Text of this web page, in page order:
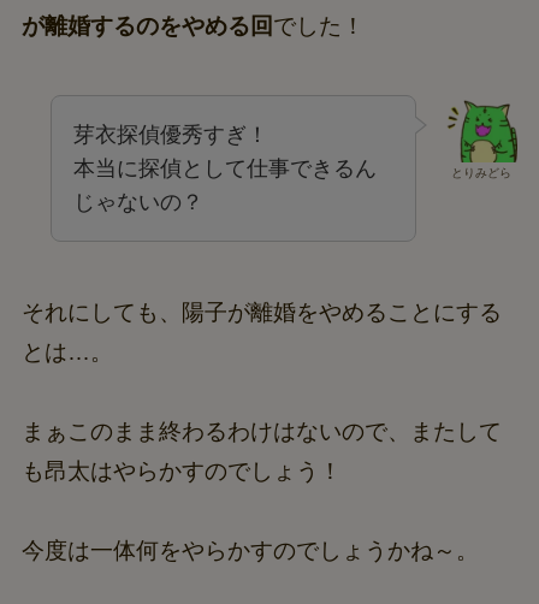
が離婚するのをやめる回でした！
とりみどら
芽衣探偵優秀すぎ！
本当に探偵として仕事できるん
じゃないの？
それにしても、陽子が離婚をやめることにする
とは…。
まぁこのまま終わるわけはないので、またして
も昂太はやらかすのでしょう！
今度は一体何をやらかすのでしょうかね～。